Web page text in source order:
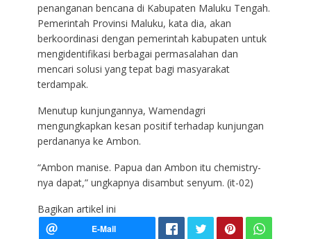
penanganan bencana di Kabupaten Maluku Tengah.
Pemerintah Provinsi Maluku, kata dia, akan
berkoordinasi dengan pemerintah kabupaten untuk
mengidentifikasi berbagai permasalahan dan
mencari solusi yang tepat bagi masyarakat
terdampak.
Menutup kunjungannya, Wamendagri
mengungkapkan kesan positif terhadap kunjungan
perdananya ke Ambon.
“Ambon manise. Papua dan Ambon itu chemistry-
nya dapat,” ungkapnya disambut senyum. (it-02)
Bagikan artikel ini